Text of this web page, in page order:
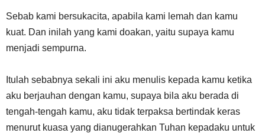
Sebab kami bersukacita, apabila kami lemah dan kamu
kuat. Dan inilah yang kami doakan, yaitu supaya kamu
menjadi sempurna.
Itulah sebabnya sekali ini aku menulis kepada kamu ketika
aku berjauhan dengan kamu, supaya bila aku berada di
tengah-tengah kamu, aku tidak terpaksa bertindak keras
menurut kuasa yang dianugerahkan Tuhan kepadaku untuk